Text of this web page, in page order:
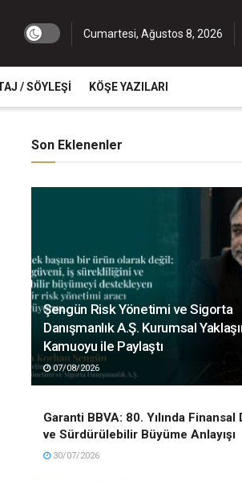
Cumartesi, Ağustos 8, 2026
/ SÖYLEŞI KÖŞE YAZILARI
Son Eklenenler
Şengün Risk Yönetimi ve Sigorta
Danışmanlık A.Ş. Kurumsal
Kamuoyu ile Paylaştı
07/08/2026
Garanti BBVA: 80. Yılında Finansal
ve Sürdürülebilir Büyüme Anlayışı
30/07/2026